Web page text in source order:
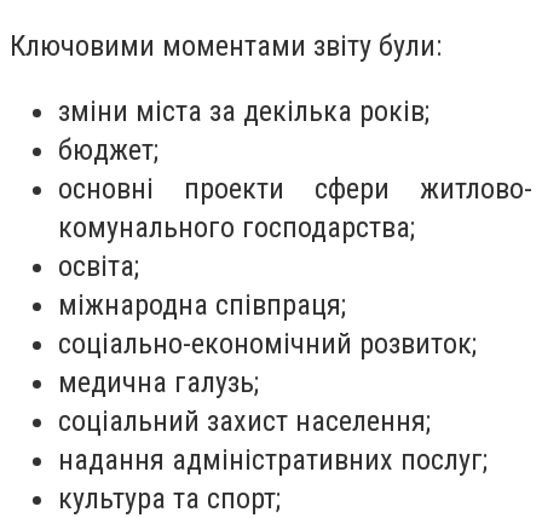
Ключовими моментами звіту були:
зміни міста за декілька років;
бюджет;
основні проекти сфери житлово-
комунального господарства;
освіта;
міжнародна співпраця;
соціально-економічний розвиток;
медична галузь;
соціальний захист населення;
надання адміністративних послуг;
культура та спорт;